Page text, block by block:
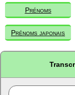
Prénoms
Prénoms japonais